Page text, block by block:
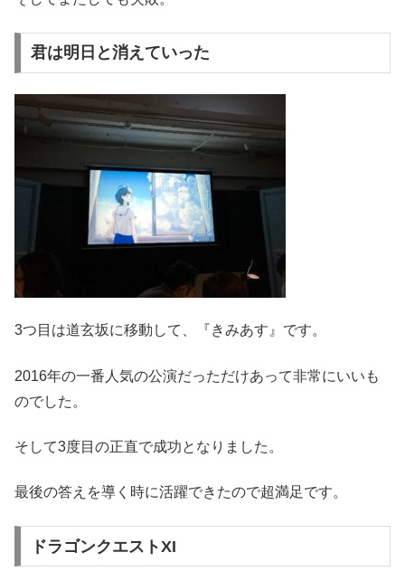
君は明日と消えていった
3つ目は道玄坂に移動して、『きみあす』です。
2016年の一番人気の公演だっただけあって非常にいいも
のでした。
そして3度目の正直で成功となりました。
最後の答えを導く時に活躍できたので超満足です。
ドラゴンクエストXI